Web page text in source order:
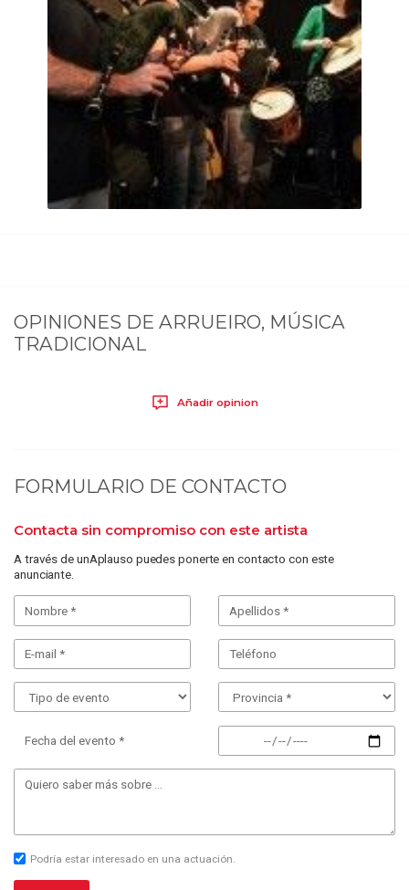
OPINIONES DE ARRUEIRO, MÚSICA
TRADICIONAL
Añadir opinion
FORMULARIO DE CONTACTO
Contacta sin compromiso con este artista
A través de unAplauso puedes ponerte en contacto con este
anunciante.
Fecha del evento *
Podría estar interesado en una actuación.